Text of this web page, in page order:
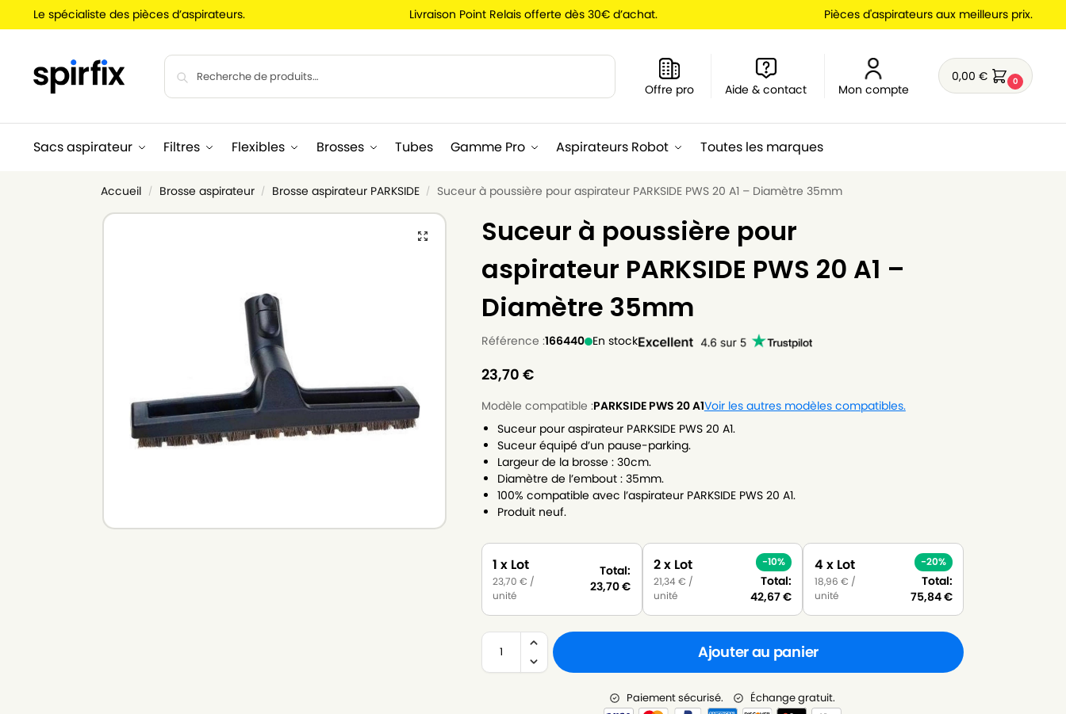
Le spécialiste des pièces d’aspirateurs. Livraison Point Relais offerte dès 30€ d’achat. Pièces d'aspirateurs aux meilleurs prix.
Offre pro Aide & contact Mon compte
0,00€ 0
Sacs aspirateur Filtres Flexibles Brosses Tubes Gamme Pro Aspirateurs Robot Toutes les marques
Accueil / Brosse aspirateur / Brosse aspirateur PARKSIDE / Suceur à poussière pour aspirateur PARKSIDE PWS 20 A1 – Diamètre 35mm
Suceur à poussière pour
aspirateur PARKSIDE PWS 20 A1 –
Diamètre 35mm
Référence :166440 En stock
23,70 €
Modèle compatible :PARKSIDE PWS 20 A1Voir les autres modèles compatibles.
Suceur pour aspirateur PARKSIDE PWS 20 A1.
Suceur équipé d’un pause-parking.
Largeur de la brosse : 30cm.
Diamètre de l’embout : 35mm.
100% compatible avec l’aspirateur PARKSIDE PWS 20 A1.
Produit neuf.
1 x Lot
23,70€ /
unité
Total:
23,70€
2 x Lot
21,34€ /
unité
-10%
Total:
42,67€
4 x Lot
18,96 € /
unité
-20%
Total:
75,84€
Ajouter au panier
Paiement sécurisé. Échange gratuit.